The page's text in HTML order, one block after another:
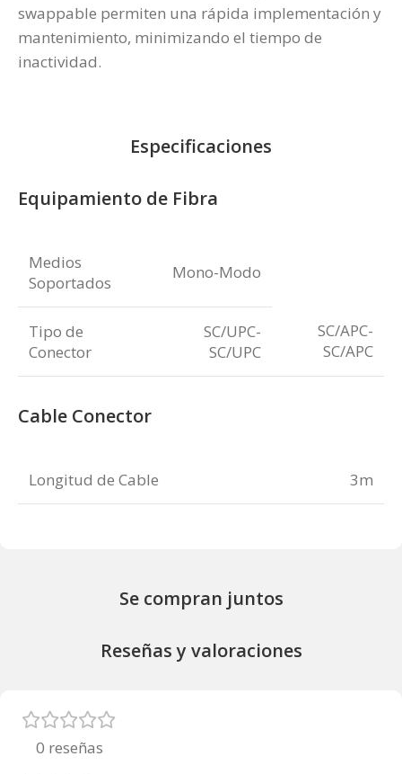
swappable permiten una rápida implementación y
mantenimiento, minimizando el tiempo de
inactividad.
Especificaciones
Equipamiento de Fibra
Medios
Soportados
Mono-Modo
Tipo de
Conector
SC/UPC-
SC/UPC
SC/APC-
SC/APC
Cable Conector
Longitud de Cable 3m
Se compran juntos
Reseñas y valoraciones
0 reseñas